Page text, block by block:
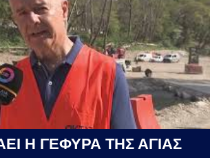
Η ΓΕΦΥΡΑ ΤΗΣ ΑΓΙΑΣ